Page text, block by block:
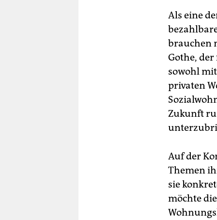
Als eine
brauchen
Gothe,
sowohl
privaten
Zukunft
Auf der
Themen
sie
möchte